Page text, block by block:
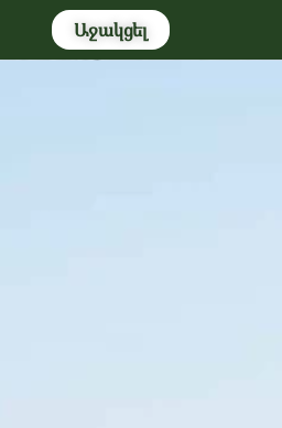
Աջակցել